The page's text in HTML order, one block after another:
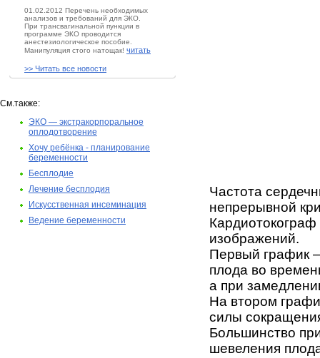
01.02.2012 Перечень необходимых
анализов и требований для ЭКО.
При трансвагинальной пункции в
программе ЭКО проводится
анестезиологическое пособие.
Манипуляция стого натощак! читать
>> Читать все новости
См.также:
ЭКО — экстракорпоральное
оплодотворение
Хочу ребёнка - планирование
беременности
Бесплодие
Лечение бесплодия
Искусственная инсеминация
Ведение беременности
Частота
непрерывной
Кардиотокограф
изображений.
Первый график
плода во
а при
На втором
силы
Большинство
шевеления